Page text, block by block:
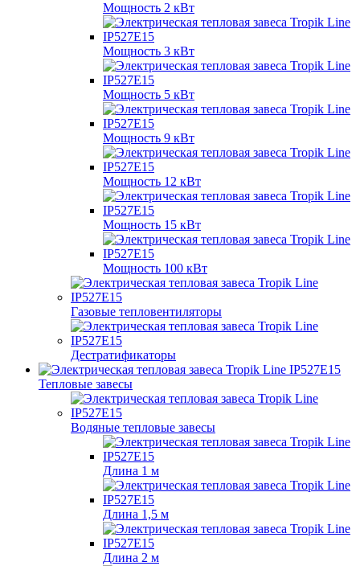
Мощность 2 кВт
Мощность 3 кВт
Мощность 5 кВт
Мощность 9 кВт
Мощность 12 кВт
Мощность 15 кВт
Мощность 100 кВт
Газовые тепловентиляторы
Дестратификаторы
Тепловые завесы
Водяные тепловые завесы
Длина 1 м
Длина 1,5 м
Длина 2 м